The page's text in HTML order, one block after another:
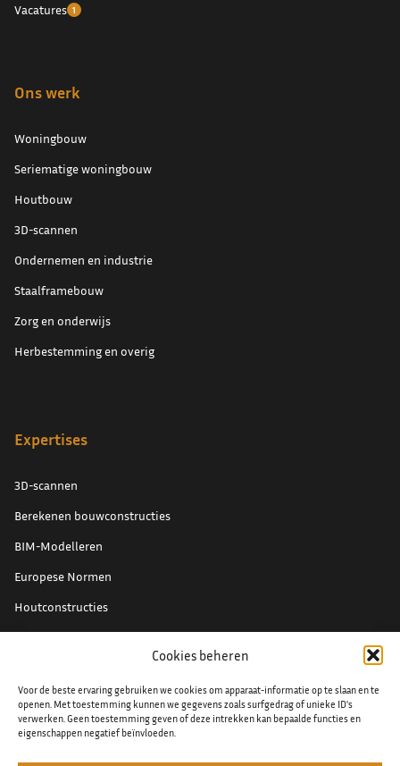
Cookies beheren
Voor de beste ervaring gebruiken we cookies om apparaat-informatie op te slaan en te
openen. Met toestemming kunnen we gegevens zoals surfgedrag of unieke ID's
verwerken. Geen toestemming geven of deze intrekken kan bepaalde functies en
eigenschappen negatief beïnvloeden.
Vacatures 1
Ons werk
Woningbouw
Seriematige woningbouw
Houtbouw
3D-scannen
Ondernemen en industrie
Staalframebouw
Zorg en onderwijs
Herbestemming en overig
Expertises
3D-scannen
Berekenen bouwconstructies
BIM-Modelleren
Europese Normen
Houtconstructies
Renovatieprojecten
Staal detaillering